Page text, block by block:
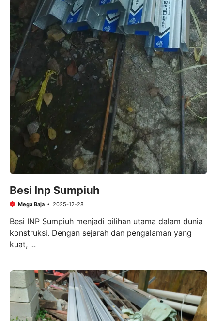
Besi Inp Sumpiuh
Mega Baja 2025-12-28
Besi INP Sumpiuh menjadi pilihan utama dalam dunia
konstruksi. Dengan sejarah dan pengalaman yang
kuat, ...